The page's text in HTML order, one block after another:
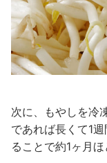
次に、もやしを冷
であれば長くて1
ることで約1ヶ月